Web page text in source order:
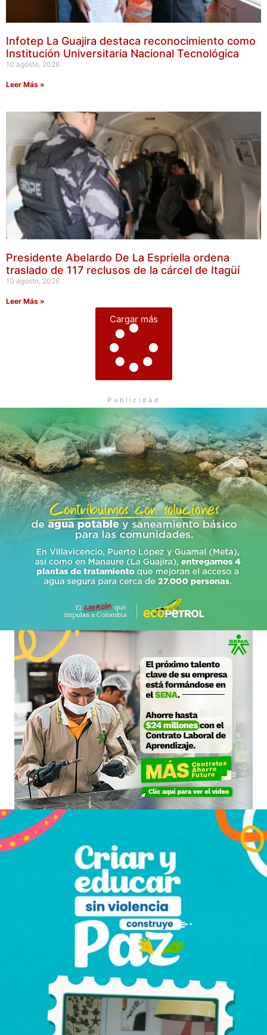
Infotep La Guajira destaca reconocimiento como
Institución Universitaria Nacional Tecnológica
10 agosto, 2026
Leer Más »
Presidente Abelardo De La Espriella ordena
traslado de 117 reclusos de la cárcel de Itagüí
10 agosto, 2026
Leer Más »
Cargar más
Publicidad